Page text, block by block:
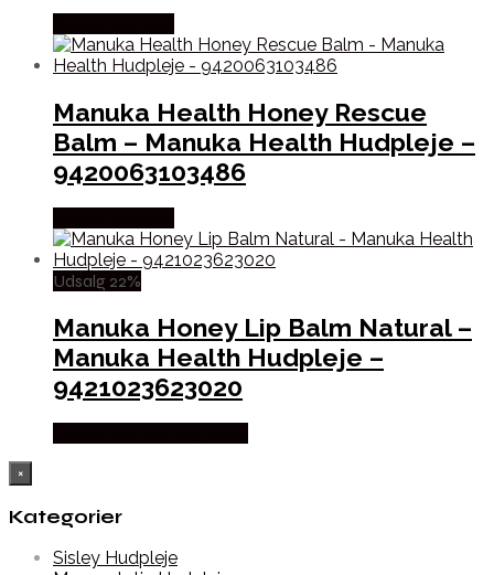
Manuka Health Honey Rescue
Balm – Manuka Health Hudpleje –
9420063103486
Udsalg 22%
Manuka Honey Lip Balm Natural –
Manuka Health Hudpleje –
9421023623020
×
Kategorier
Sisley Hudpleje